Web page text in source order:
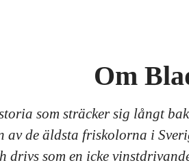
Om
som sträcker sig långt
av de äldsta friskolorna i
drivs som en icke